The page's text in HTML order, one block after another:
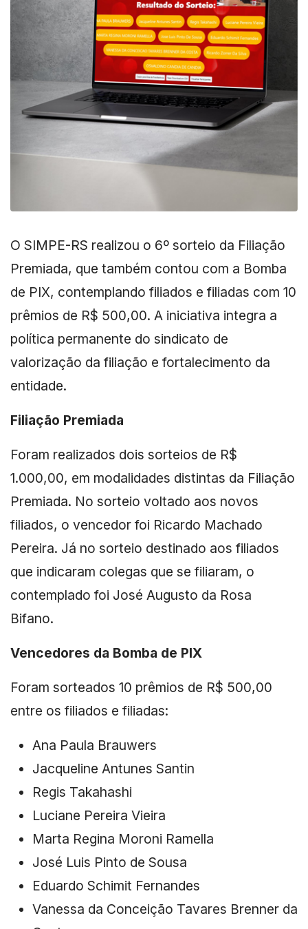
O SIMPE-RS realizou o 6º sorteio da Filiação
Premiada, que também contou com a Bomba
de PIX, contemplando filiados e filiadas com 10
prêmios de R$ 500,00. A iniciativa integra a
política permanente do sindicato de
valorização da filiação e fortalecimento da
entidade.
Filiação Premiada
Foram realizados dois sorteios de R$
1.000,00, em modalidades distintas da Filiação
Premiada. No sorteio voltado aos novos
filiados, o vencedor foi Ricardo Machado
Pereira. Já no sorteio destinado aos filiados
que indicaram colegas que se filiaram, o
contemplado foi José Augusto da Rosa
Bifano.
Vencedores da Bomba de PIX
Foram sorteados 10 prêmios de R$ 500,00
entre os filiados e filiadas:
Ana Paula Brauwers
Jacqueline Antunes Santin
Regis Takahashi
Luciane Pereira Vieira
Marta Regina Moroni Ramella
José Luis Pinto de Sousa
Eduardo Schimit Fernandes
Vanessa da Conceição Tavares Brenner da